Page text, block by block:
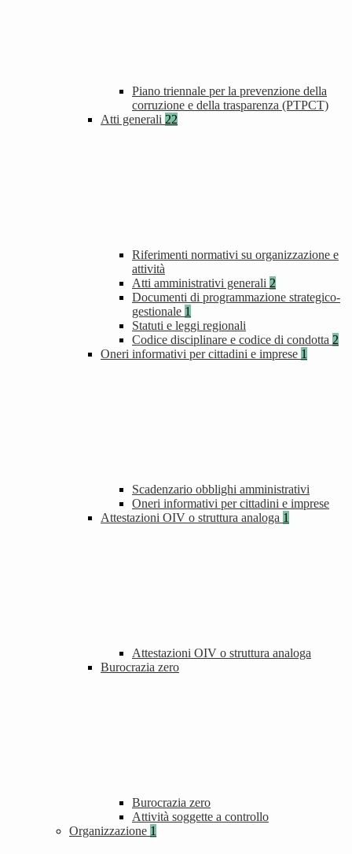
Piano triennale per la prevenzione della
corruzione e della trasparenza (PTPCT)
Atti generali 22
Riferimenti normativi su organizzazione e
attività
Atti amministrativi generali 2
Documenti di programmazione strategico-
gestionale 1
Statuti e leggi regionali
Codice disciplinare e codice di condotta 2
Oneri informativi per cittadini e imprese 1
Scadenzario obblighi amministrativi
Oneri informativi per cittadini e imprese
Attestazioni OIV o struttura analoga 1
Attestazioni OIV o struttura analoga
Burocrazia zero
Burocrazia zero
Attività soggette a controllo
Organizzazione 1